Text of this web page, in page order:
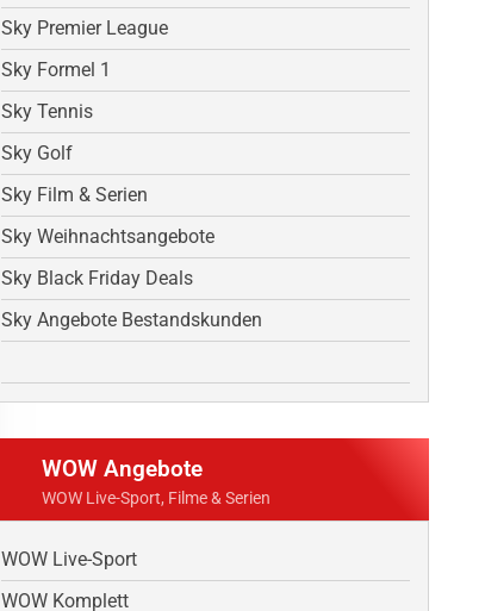
Sky Premier League
Sky Formel 1
Sky Tennis
Sky Golf
Sky Film & Serien
Sky Weihnachtsangebote
Sky Black Friday Deals
Sky Angebote Bestandskunden
WOW Angebote
WOW Live-Sport, Filme & Serien
WOW Live-Sport
WOW Komplett